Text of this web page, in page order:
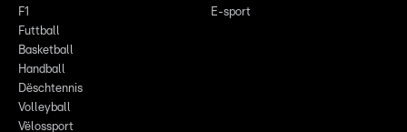
F1
Futtball
Basketball
Handball
Dëschtennis
Volleyball
Vëlossport
E-sport